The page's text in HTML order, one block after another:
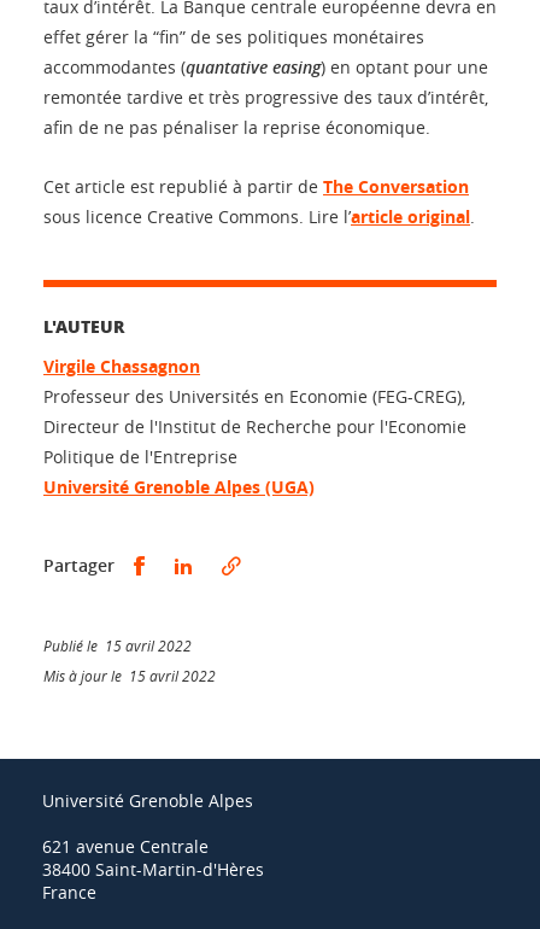
taux d’intérêt. La Banque centrale européenne devra en
effet gérer la “fin” de ses politiques monétaires
accommodantes (quantative easing) en optant pour une
remontée tardive et très progressive des taux d’intérêt,
afin de ne pas pénaliser la reprise économique.
Cet article est republié à partir de The Conversation
sous licence Creative Commons. Lire l’article original.
L'AUTEUR
Virgile Chassagnon
Professeur des Universités en Economie (FEG-CREG),
Directeur de l'Institut de Recherche pour l'Economie
Politique de l'Entreprise
Université Grenoble Alpes (UGA)
Partager Partager sur Facebook
Partager sur LinkedIn
Publié le 15 avril 2022
Mis à jour le 15 avril 2022
Université Grenoble Alpes
621 avenue Centrale
38400 Saint-Martin-d'Hères
France